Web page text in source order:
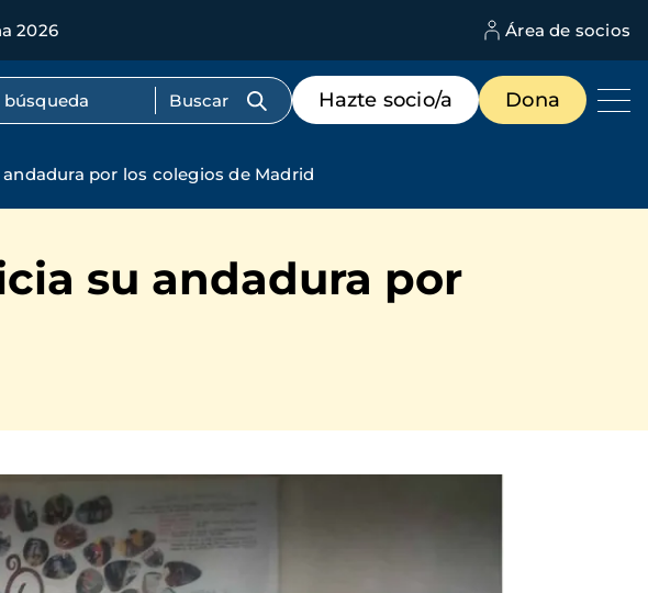
2026 Área de socios
Menú
de
destacados
Hazte socio/a Dona
por los colegios de Madrid
su andadura por